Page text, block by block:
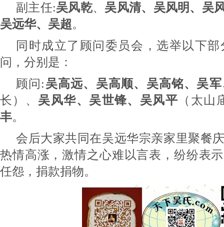
副主任:吴风乾、 吴风清、吴风明、吴
吴远华、吴超。
同时成立了顾问委员会，选举以下
问，分别是：
顾问:吴高远、吴高顺、吴高铭、吴
长）、 吴风华、吴世锋、吴风平 （太山
丰。
会后大家共同在吴远华宗亲家里聚餐
热情高涨，激情之心难以言表，纷纷表
任怨，捐款捐物。